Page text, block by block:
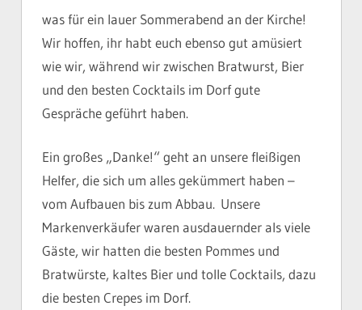
was für ein lauer Sommerabend an der Kirche!
Wir hoffen, ihr habt euch ebenso gut amüsiert
wie wir, während wir zwischen Bratwurst, Bier
und den besten Cocktails im Dorf gute
Gespräche geführt haben.
Ein großes „Danke!“ geht an unsere fleißigen
Helfer, die sich um alles gekümmert haben –
vom Aufbauen bis zum Abbau. Unsere
Markenverkäufer waren ausdauernder als viele
Gäste, wir hatten die besten Pommes und
Bratwürste, kaltes Bier und tolle Cocktails, dazu
die besten Crepes im Dorf.